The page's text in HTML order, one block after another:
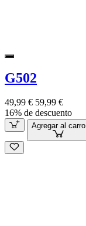
G502
49,99 € 59,99 €
16% de descuento
Agregar al carro